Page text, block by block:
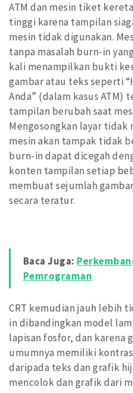
ATM dan mesin tiket
tinggi karena tampilan
mesin tidak digunakan.
tanpa masalah burn-in
kali menampilkan bukti
gambar atau teks seperti
Anda” (dalam kasus ATM)
tampilan berubah saat
Mengosongkan layar
mesin akan tampak tidak
burn-in dapat dicegah
konten tampilan setiap
membuat sejumlah
secara teratur.
Baca Juga:
Pemrograman
CRT kemudian jauh lebih
in dibandingkan model
lapisan fosfor, dan karena
umumnya memiliki
daripada teks dan grafik
mencolok dan grafik dari